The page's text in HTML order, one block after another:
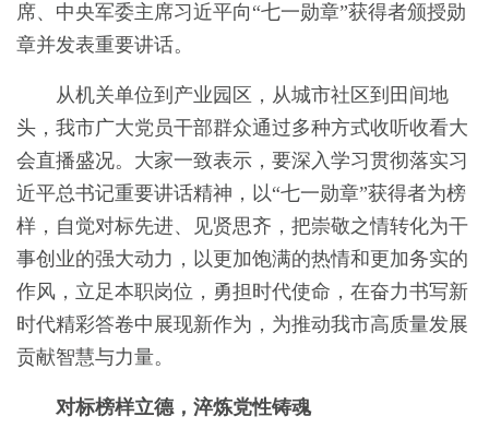
席、中央军委主席习近平向“七一勋章”获得者颁授勋
章并发表重要讲话。
从机关单位到产业园区，从城市社区到田间地
头，我市广大党员干部群众通过多种方式收听收看大
会直播盛况。大家一致表示，要深入学习贯彻落实习
近平总书记重要讲话精神，以“七一勋章”获得者为榜
样，自觉对标先进、见贤思齐，把崇敬之情转化为干
事创业的强大动力，以更加饱满的热情和更加务实的
作风，立足本职岗位，勇担时代使命，在奋力书写新
时代精彩答卷中展现新作为，为推动我市高质量发展
贡献智慧与力量。
对标榜样立德，淬炼党性铸魂